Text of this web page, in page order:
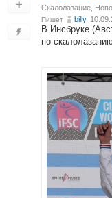
Скалолазание
Пишет billy,
В Инсбруке
по